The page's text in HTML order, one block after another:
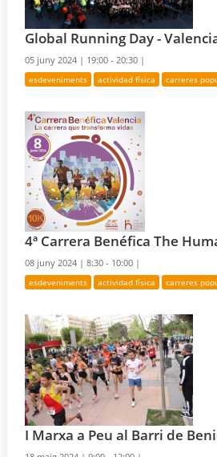
Global Running Day -
05 juny 2024 | 19:00 - 20:30 |
esdeveniments actividad física carreres
4ª Carrera Benéfica The
08 juny 2024 |8:30 - 10:00 |
esdeveniments actividad física carreres
I Marxa a Peu al Barri de